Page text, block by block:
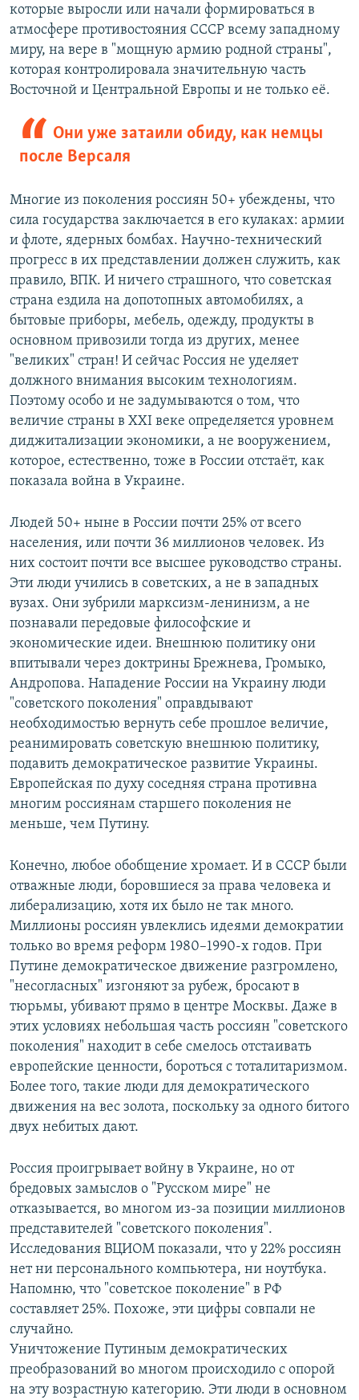
которые выросли или начали формироваться в
атмосфере противостояния СССР всему западному
миру, на вере в "мощную армию родной страны",
которая контролировала значительную часть
Восточной и Центральной Европы и не только её.
Они уже затаили обиду, как немцы
после Версаля
Многие из поколения россиян 50+ убеждены, что
сила государства заключается в его кулаках: армии
и флоте, ядерных бомбах. Научно-технический
прогресс в их представлении должен служить, как
правило, ВПК. И ничего страшного, что советская
страна ездила на допотопных автомобилях, а
бытовые приборы, мебель, одежду, продукты в
основном привозили тогда из других, менее
"великих" стран! И сейчас Россия не уделяет
должного внимания высоким технологиям.
Поэтому особо и не задумываются о том, что
величие страны в XXI веке определяется уровнем
диджитализации экономики, а не вооружением,
которое, естественно, тоже в России отстаёт, как
показала война в Украине.
Людей 50+ ныне в России почти 25% от всего
населения, или почти 36 миллионов человек. Из
них состоит почти все высшее руководство страны.
Эти люди учились в советских, а не в западных
вузах. Они зубрили марксизм-ленинизм, а не
познавали передовые философские и
экономические идеи. Внешнюю политику они
впитывали через доктрины Брежнева, Громыко,
Андропова. Нападение России на Украину люди
"советского поколения" оправдывают
необходимостью вернуть себе прошлое величие,
реанимировать советскую внешнюю политику,
подавить демократическое развитие Украины.
Европейская по духу соседняя страна противна
многим россиянам старшего поколения не
меньше, чем Путину.
Конечно, любое обобщение хромает. И в СССР были
отважные люди, боровшиеся за права человека и
либерализацию, хотя их было не так много.
Миллионы россиян увлеклись идеями демократии
только во время реформ 1980–1990-х годов. При
Путине демократическое движение разгромлено,
"несогласных" изгоняют за рубеж, бросают в
тюрьмы, убивают прямо в центре Москвы. Даже в
этих условиях небольшая часть россиян "советского
поколения" находит в себе смелось отстаивать
европейские ценности, бороться с тоталитаризмом.
Более того, такие люди для демократического
движения на вес золота, поскольку за одного битого
двух небитых дают.
Россия проигрывает войну в Украине, но от
бредовых замыслов о "Русском мире" не
отказывается, во многом из-за позиции миллионов
представителей "советского поколения".
Исследования ВЦИОМ показали, что у 22% россиян
нет ни персонального компьютера, ни ноутбука.
Напомню, что "советское поколение" в РФ
составляет 25%. Похоже, эти цифры совпали не
случайно.
Уничтожение Путиным демократических
преобразований во многом происходило с опорой
на эту возрастную категорию. Эти люди в основном